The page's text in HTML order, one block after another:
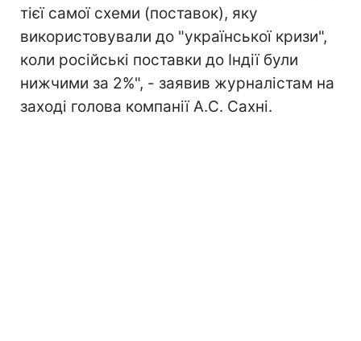
тієї самої схеми (поставок), яку
використовували до "української кризи",
коли російські поставки до Індії були
нижчими за 2%", - заявив журналістам на
заході голова компанії А.С. Сахні.